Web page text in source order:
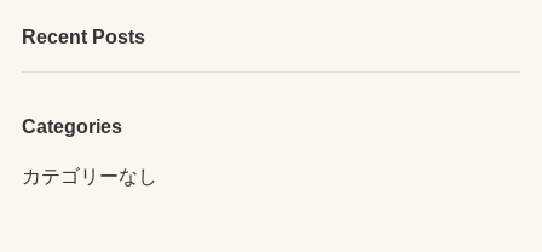
Recent Posts
Categories
カテゴリーなし